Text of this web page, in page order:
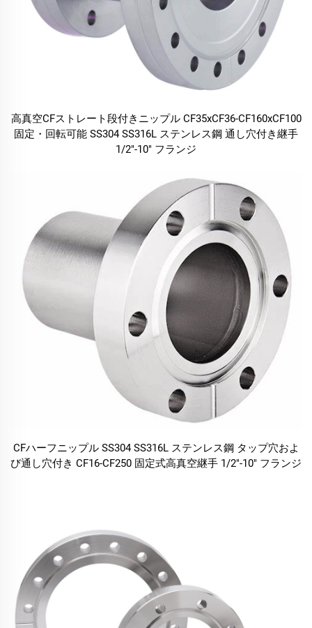
高真空CFストレート段付きニップル CF35xCF36-CF160xCF100
固定・回転可能 SS304 SS316L ステンレス鋼 通し穴付き継手
1/2"-10" フランジ
CFハーフニップル SS304 SS316L ステンレス鋼 タップ穴およ
び通し穴付き CF16-CF250 固定式高真空継手 1/2"-10" フランジ